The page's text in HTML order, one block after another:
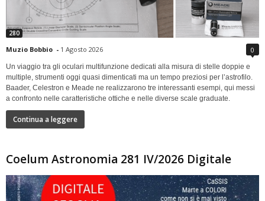
280
Muzio Bobbio - 1 Agosto 2026 0
Un viaggio tra gli oculari multifunzione dedicati alla misura di stelle doppie e
multiple, strumenti oggi quasi dimenticati ma un tempo preziosi per l’astrofilo.
Baader, Celestron e Meade ne realizzarono tre interessanti esempi, qui messi
a confronto nelle caratteristiche ottiche e nelle diverse scale graduate.
Continua a leggere
Coelum Astronomia 281 IV/2026 Digitale